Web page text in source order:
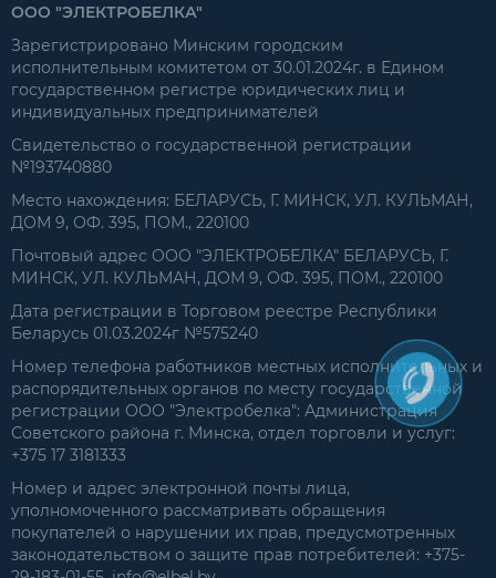
ООО "ЭЛЕКТРОБЕЛКА"
Зарегистрировано Минским городским
исполнительным комитетом от 30.01.2024г. в Едином
государственном регистре юридических лиц и
индивидуальных предпринимателей
Свидетельство о государственной регистрации
№193740880
Место нахождения: БЕЛАРУСЬ, Г. МИНСК, УЛ. КУЛЬМАН,
ДОМ 9, ОФ. 395, ПОМ., 220100
Почтовый адрес ООО "ЭЛЕКТРОБЕЛКА" БЕЛАРУСЬ, Г.
МИНСК, УЛ. КУЛЬМАН, ДОМ 9, ОФ. 395, ПОМ., 220100
Дата регистрации в Торговом реестре Республики
Беларусь 01.03.2024г №575240
Номер телефона работников местных исполнительных и
распорядительных органов по месту государственной
регистрации ООО "Электробелка": Администрация
Советского района г. Минска, отдел торговли и услуг:
+375 17 3181333
Номер и адрес электронной почты лица,
уполномоченного рассматривать обращения
покупателей о нарушении их прав, предусмотренных
законодательством о защите прав потребителей: +375-